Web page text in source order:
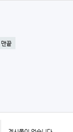
맨끝